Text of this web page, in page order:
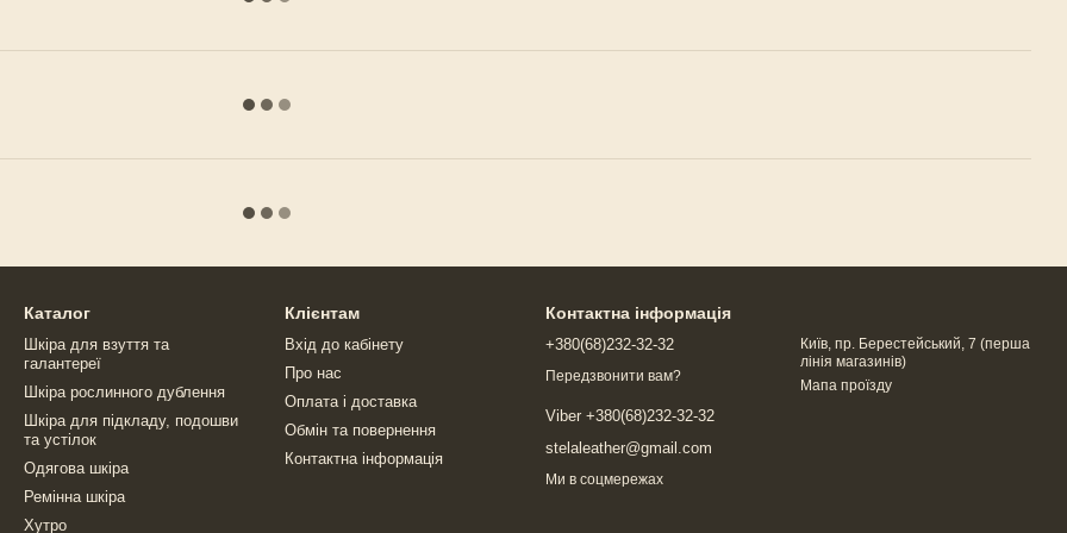
Каталог
Шкіра для взуття та
галантереї
Шкіра рослинного дублення
Шкіра для підкладу, подошви
та устілок
Одягова шкіра
Ремінна шкіра
Хутро
Клієнтам
Вхід до кабінету
Про нас
Оплата і доставка
Обмін та повернення
Контактна інформація
Контактна інформація
+380(68)232-32-32
Передзвонити вам?
Viber +380(68)232-32-32
stelaleather@gmail.com
Київ, пр. Берестейський, 7 (перша
лінія магазинів)
Мапа проїзду
Ми в соцмережах